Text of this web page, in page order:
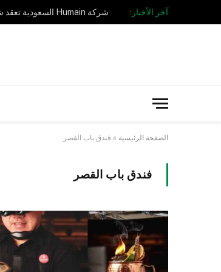
آخر الأخبار:
الصفحة الرئيسية » فندق باب القصر
فندق باب القصر